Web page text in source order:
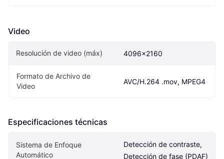
Video
Resolución de video (máx) 4096x2160
Formato de Archivo de
Video
AVC/H.264 .mov, MPEG4
Especificaciones técnicas
Sistema de Enfoque
Automático
Detección de contraste,
Detección de fase (PDAF)